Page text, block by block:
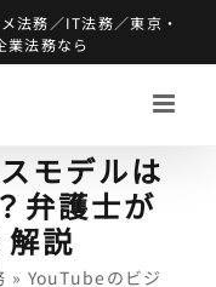
法務／IT法務／東京・
業法務なら
モデルは
弁護士が
説
» YouTubeのビジ